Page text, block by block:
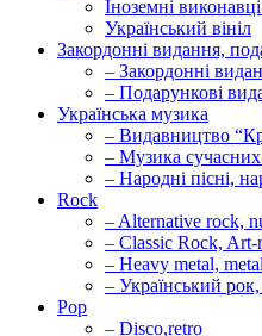
Іноземні виконавці
Український вініл
Закордонні видання,
– Закордонні
– Подарункові
Українська музика
– Видавництво
– Музика сучасних
– Народні пісні,
Rock
– Alternative rock,
– Classic Rock,
– Heavy metal,
– Український
Pop
– Disco,retro